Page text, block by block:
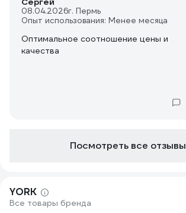
08.04.2026г. Пермь
Опыт использования: Менее месяца
Оптимальное соотношение цены и
качества
Посмотреть все отзывы
YORK
Все товары бренда